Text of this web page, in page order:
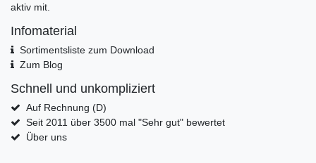
aktiv mit.
Infomaterial
Sortimentsliste zum Download
Zum Blog
Schnell und unkompliziert
Auf Rechnung (D)
Seit 2011 über 3500 mal "Sehr gut" bewertet
Über uns